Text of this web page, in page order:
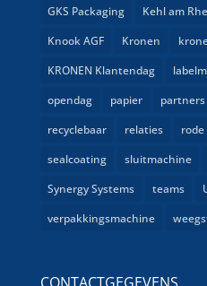
GKS Packaging
Kehl am
Knook AGF
Kronen
KRONEN Klantendag
opendag
papier partners
recyclebaar
relaties rode
sealcoating
sluitmachine
Synergy Systems
teams
verpakkingsmachine